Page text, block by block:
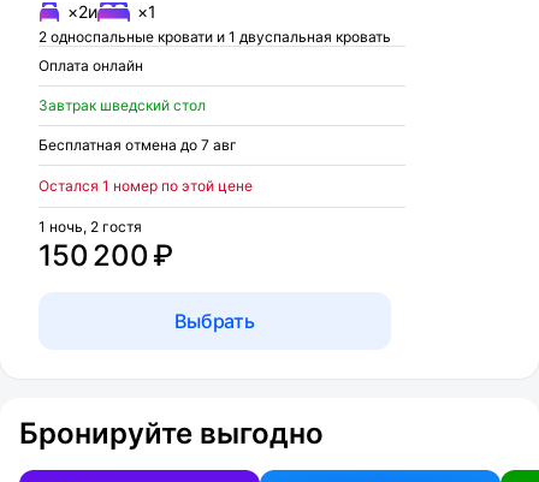
×2и ×1
2 односпальные кровати и 1 двуспальная кровать
Оплата онлайн
Завтрак шведский стол
Бесплатная отмена до 7 авг
Остался 1 номер по этой цене
150 200 ₽
1 ночь, 2 гостя
Выбрать
Бронируйте выгодно